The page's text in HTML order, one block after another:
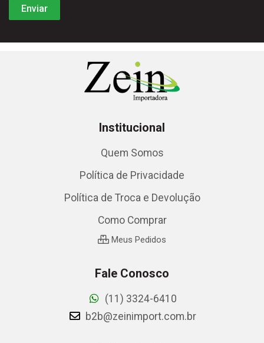
Institucional
Quem Somos
Política de Privacidade
Política de Troca e Devolução
Como Comprar
Meus Pedidos
Fale Conosco
(11) 3324-6410
b2b@zeinimport.com.br